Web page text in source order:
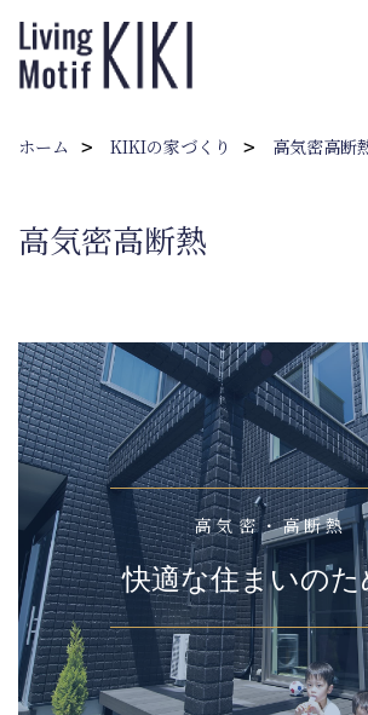
ホーム KIKIの家づくり 高気密高断
高気密高断熱
高気密・高断熱
快適な住まいのた